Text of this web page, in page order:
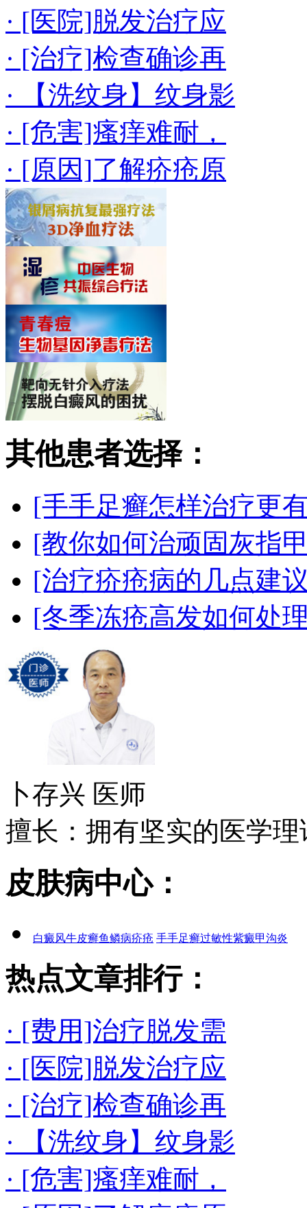
· [医院]脱发治疗应
· [治疗]检查确诊再
· 【洗纹身】纹身影
· [危害]瘙痒难耐，
· [原因]了解疥疮原
其他患者选择：
[手手足癣怎样治疗更
[教你如何治顽固灰指
[治疗疥疮病的几点建
[冬季冻疮高发如何处
卜存兴 医师
擅长：拥有坚实的医学理
皮肤病中心：
白癜风牛皮癣鱼鳞病疥疮 手手足癣过敏性紫癜甲沟炎
热点文章排行：
· [费用]治疗脱发需
· [医院]脱发治疗应
· [治疗]检查确诊再
· 【洗纹身】纹身影
· [危害]瘙痒难耐，